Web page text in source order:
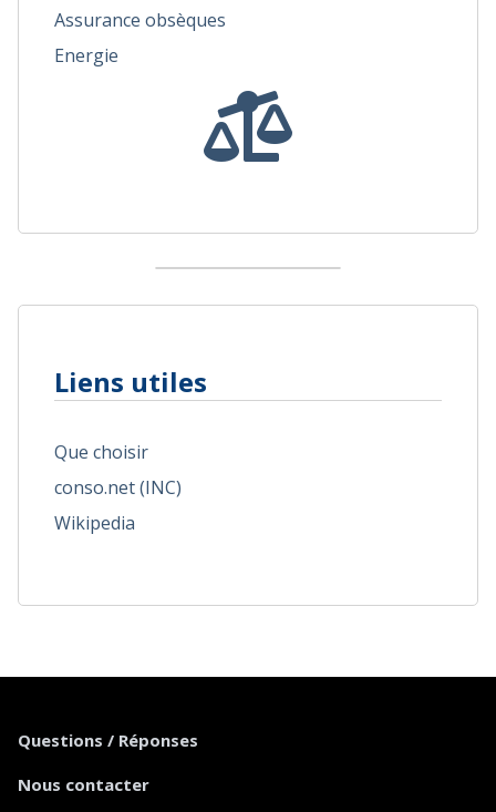
Assurance obsèques
Energie
Liens utiles
Que choisir
conso.net (INC)
Wikipedia
Questions / Réponses
Nous contacter